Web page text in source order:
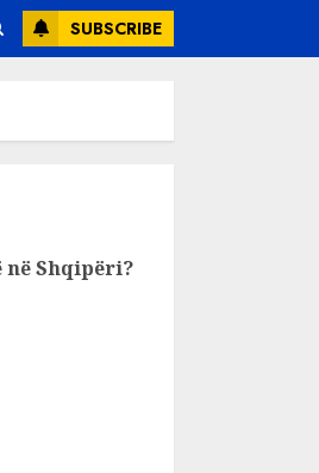
SUBSCRIBE
në Shqipëri?